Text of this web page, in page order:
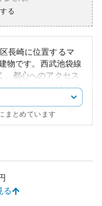
る
長崎に位置するマ
物です。西武池袋線
、都心へのアクセス
のマンションは、ア
辺には商店街、ス
点在しており、生
保たれています。
ます。
過しているため、
まとめています
る